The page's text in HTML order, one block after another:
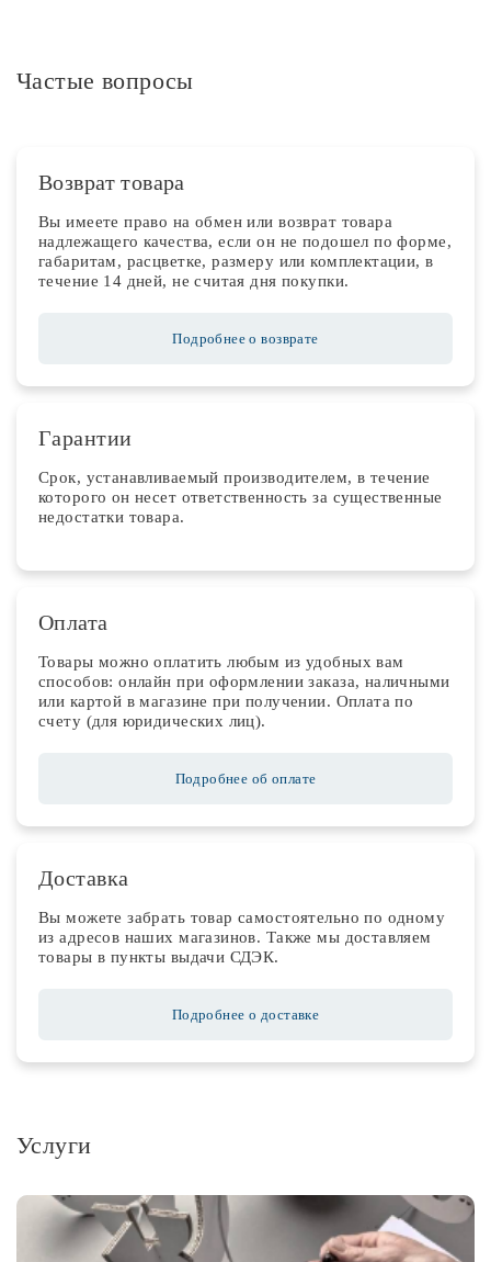
Частые вопросы
Возврат товара
Вы имеете право на обмен или возврат товара
надлежащего качества, если он не подошел по форме,
габаритам, расцветке, размеру или комплектации, в
течение 14 дней, не считая дня покупки.
Подробнее о возврате
Гарантии
Срок, устанавливаемый производителем, в течение
которого он несет ответственность за существенные
недостатки товара.
Оплата
Товары можно оплатить любым из удобных вам
способов: онлайн при оформлении заказа, наличными
или картой в магазине при получении. Оплата по
счету (для юридических лиц).
Подробнее об оплате
Доставка
Вы можете забрать товар самостоятельно по одному
из адресов наших магазинов. Также мы доставляем
товары в пункты выдачи СДЭК.
Подробнее о доставке
Услуги